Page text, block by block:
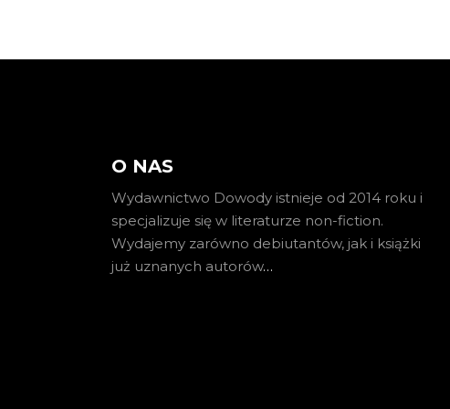
O NAS
Wydawnictwo Dowody istnieje od 2014 roku i
specjalizuje się w literaturze non-fiction.
Wydajemy zarówno debiutantów, jak i książki
już uznanych autorów…